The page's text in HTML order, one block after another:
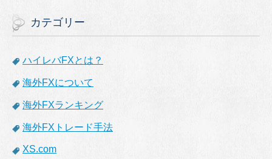
カテゴリー
ハイレバFXとは？
海外FXについて
海外FXランキング
海外FXトレード手法
XS.com